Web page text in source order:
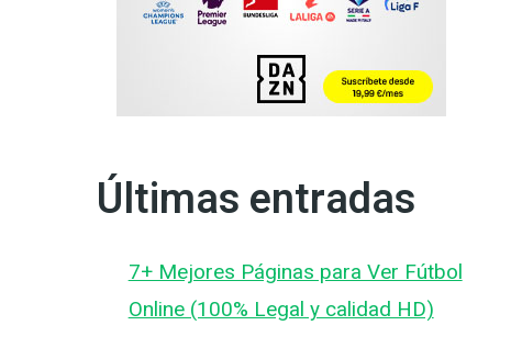
Últimas entradas
7+ Mejores Páginas para Ver Fútbol
Online (100% Legal y calidad HD)